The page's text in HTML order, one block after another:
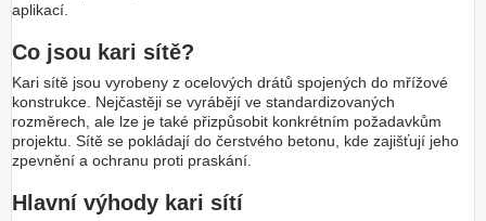
aplikací.
Co jsou kari sítě?
Kari sítě jsou vyrobeny z ocelových drátů spojených do mřížové
konstrukce. Nejčastěji se vyrábějí ve standardizovaných
rozměrech, ale lze je také přizpůsobit konkrétním požadavkům
projektu. Sítě se pokládají do čerstvého betonu, kde zajišťují jeho
zpevnění a ochranu proti praskání.
Hlavní výhody kari sítí